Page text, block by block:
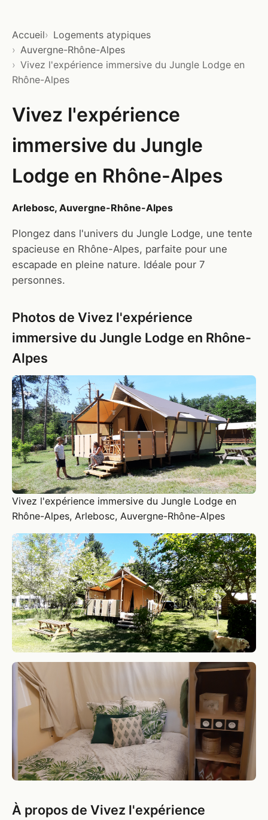
Accueil
Logements atypiques
Auvergne-Rhône-Alpes
Vivez l'expérience immersive du Jungle Lodge en
Rhône-Alpes
Vivez l'expérience
immersive du Jungle
Lodge en Rhône-Alpes
Arlebosc, Auvergne-Rhône-Alpes
Plongez dans l'univers du Jungle Lodge, une tente
spacieuse en Rhône-Alpes, parfaite pour une
escapade en pleine nature. Idéale pour 7
personnes.
Photos de Vivez l'expérience
immersive du Jungle Lodge en Rhône-
Alpes
Vivez l'expérience immersive du Jungle Lodge en
Rhône-Alpes, Arlebosc, Auvergne-Rhône-Alpes
À propos de Vivez l'expérience